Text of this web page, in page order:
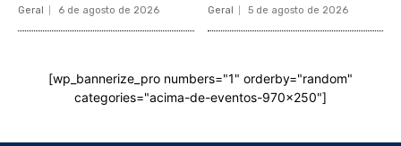
Geral 6 de agosto de 2026 Geral 5 de agosto de 2026
[wp_bannerize_pro numbers="1" orderby="random"
categories="acima-de-eventos-970x250"]